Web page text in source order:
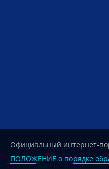
Официальный интернет-
ПОЛОЖЕНИЕ о порядке